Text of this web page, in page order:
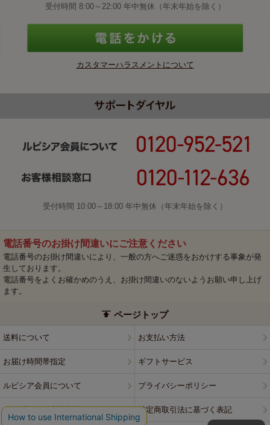
受付時間 8:00～22:00 年中無休（年末年始を除く）
カスタマーハラスメントについて
受付時間 10:00～18:00 年中無休（年末年始を除く）
電話番号のお掛け間違いにご注意ください
電話番号のお掛け間違いにより、一般の方へご迷惑をおかけする事象が発
生しております。
電話番号をよくお確かめのうえ、お掛け間違いのないようお願い申し上げ
ます。
ページトップ
送料について お支払い方法
お届け時間帯指定 ギフトサービス
ルピシア会員について プライバシーポリシー
ウェブサイト利用規約 特定商取引法に基づく表記